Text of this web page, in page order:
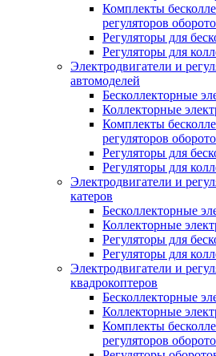
Комплекты
регуляторов
Регуляторы для
Регуляторы для
Электродвигатели и
автомоделей
Бесколлекторные
Коллекторные
Комплекты
регуляторов
Регуляторы для
Регуляторы для
Электродвигатели и
катеров
Бесколлекторные
Коллекторные
Регуляторы для
Регуляторы для
Электродвигатели и
квадрокоптеров
Бесколлекторные
Коллекторные
Комплекты
регуляторов